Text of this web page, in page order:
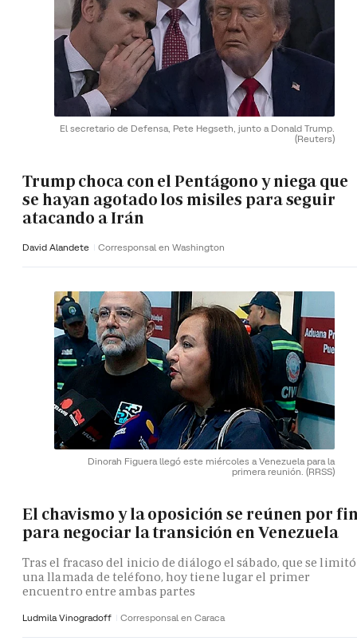
El secretario de Defensa, Pete Hegseth, junto a Donald Trump.
(Reuters)
Trump choca con el Pentágono y niega que
se hayan agotado los misiles para seguir
atacando a Irán
David Alandete Corresponsal en Washington
Dinorah Figuera llegó este miércoles a Venezuela para la
primera reunión. (RRSS)
El chavismo y la oposición se reúnen por
para negociar la transición en Venezuela
Tras el fracaso del inicio de diálogo el sábado, que se
una llamada de teléfono, hoy tiene lugar el primer
encuentro entre ambas partes
Ludmila Vinogradoff Corresponsal en Caraca